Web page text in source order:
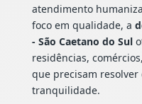
atendimento
foco em qualidade, a
- São Caetano do Sul
residências,
que precisam
tranquilidade.